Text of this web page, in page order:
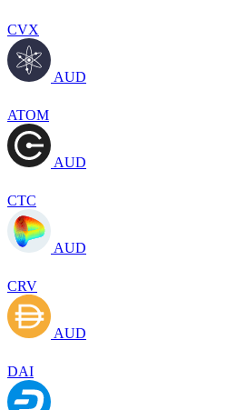
CVX
AUD
ATOM
AUD
CTC
AUD
CRV
AUD
DAI